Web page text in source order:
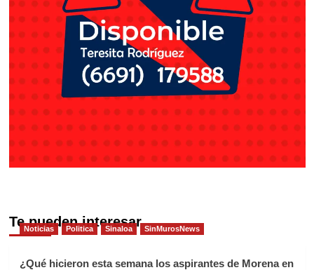
Te pueden interesar
Noticias Politica Sinaloa SinMurosNews
¿Qué hicieron esta semana los aspirantes de Morena en